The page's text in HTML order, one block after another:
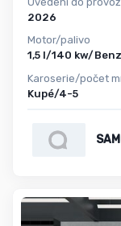
2026
Motor/palivo
1,5 l/140 kw/
Karoserie/počet
Kupé/4-5